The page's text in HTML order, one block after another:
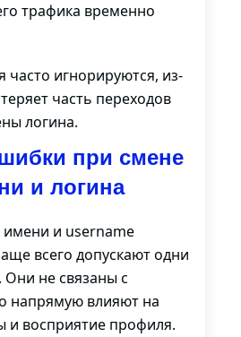
трафика временно
часто игнорируются, из-
часть переходов
логина.
при смене
и логина
и username
всего допускают одни
не связаны с
напрямую влияют на
и восприятие профиля.